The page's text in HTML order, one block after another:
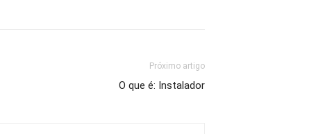
Próximo artigo
O que é: Instalador